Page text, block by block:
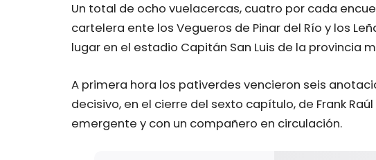
Un total de ocho vuelacercas, cuatro por cada
cartelera ente los Vegueros de Pinar del Río y los
lugar en el estadio Capitán San Luis de la provincia
A primera hora los pativerdes vencieron seis
decisivo, en el cierre del sexto capítulo, de Frank
emergente y con un compañero en circulación.